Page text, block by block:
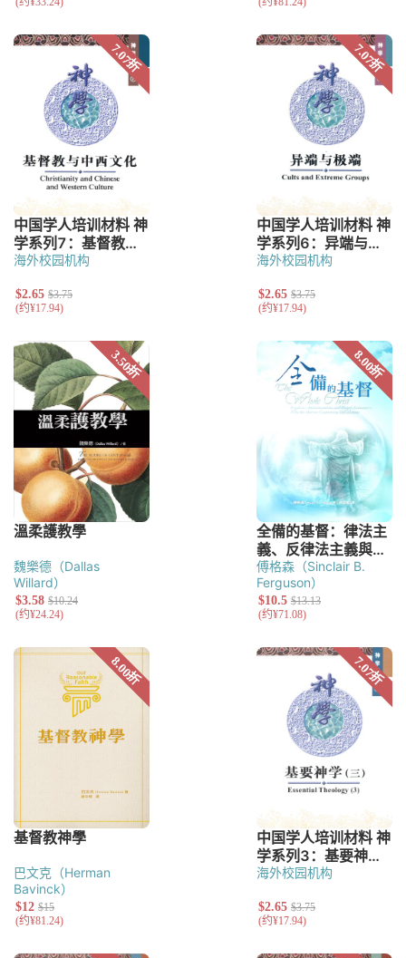
海外校园机构 海外校园机构
魏樂德（Dallas
Willard）
傅格森（Sinclair B.
Ferguson）
巴文克（Herman
Bavinck）
海外校园机构